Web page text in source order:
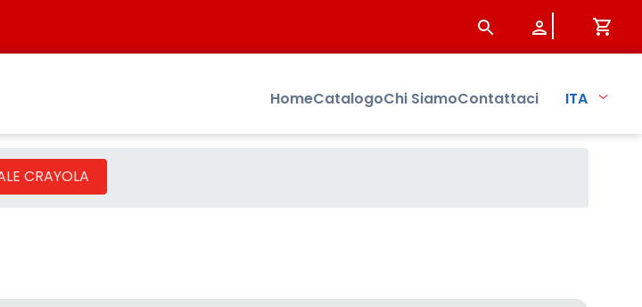
HomeCatalogoChi SiamoContattaci ITA
CRAYOLA